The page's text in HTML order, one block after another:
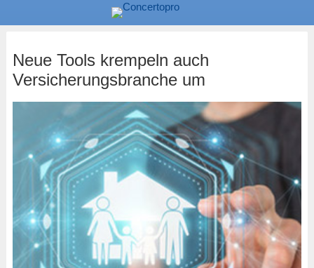
Neue Tools krempeln auch
Versicherungsbranche um